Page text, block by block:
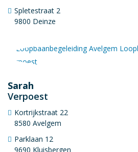
Spletestraat 2
9800 Deinze
Sarah
Verpoest
Kortrijkstraat 22
8580 Avelgem
Parklaan 12
9690 Kluisbergen